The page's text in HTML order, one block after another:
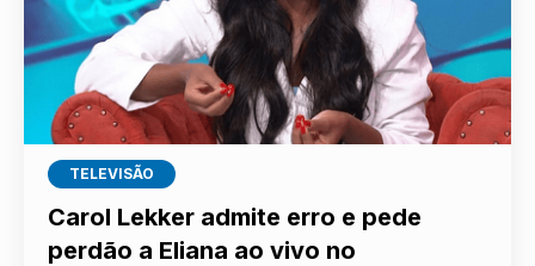
TELEVISÃO
Carol Lekker admite erro e pede
perdão a Eliana ao vivo no